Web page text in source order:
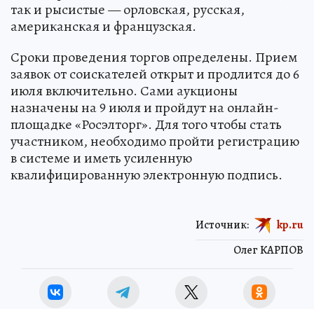
так и рысистые — орловская, русская,
американская и французская.
Сроки проведения торгов определены. Прием
заявок от соискателей открыт и продлится до 6
июля включительно. Сами аукционы
назначены на 9 июля и пройдут на онлайн-
площадке «Росэлторг». Для того чтобы стать
участником, необходимо пройти регистрацию
в системе и иметь усиленную
квалифицированную электронную подпись.
Олег КАРПОВ
Источник: kp.ru